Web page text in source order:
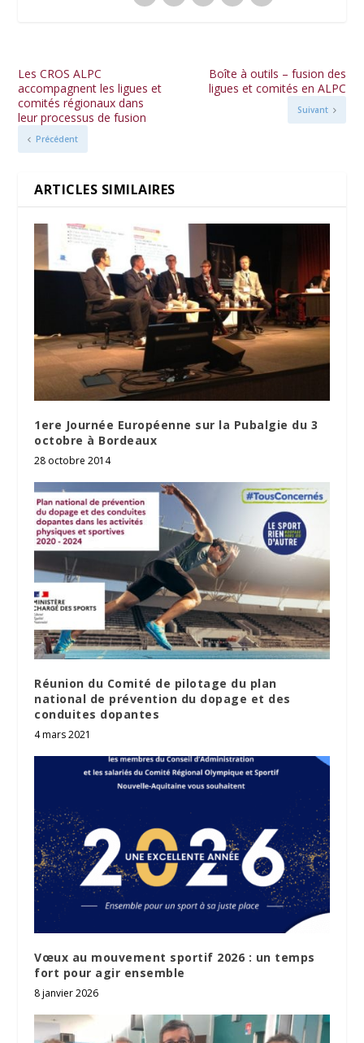
Les CROS ALPC
accompagnent les ligues et
comités régionaux dans
leur processus de fusion
Précédent
Boîte à outils – fusion des
ligues et comités en ALPC
Suivant
ARTICLES SIMILAIRES
1ere Journée Européenne sur la Pubalgie du 3
octobre à Bordeaux
28 octobre 2014
Réunion du Comité de pilotage du plan
national de prévention du dopage et des
conduites dopantes
4 mars 2021
Vœux au mouvement sportif 2026 : un temps
fort pour agir ensemble
8 janvier 2026